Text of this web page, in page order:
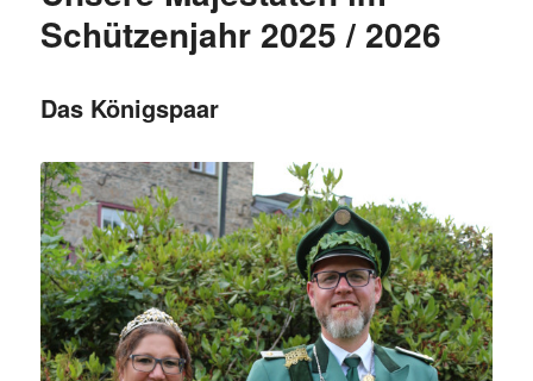
Schützenjahr 2025 / 2026
Das Königspaar